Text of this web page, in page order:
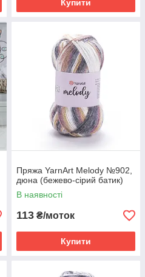
Купити
Пряжа YarnArt Melody №902,
дюна (бежево-сірий батик)
В наявності
113 ₴/моток
Купити